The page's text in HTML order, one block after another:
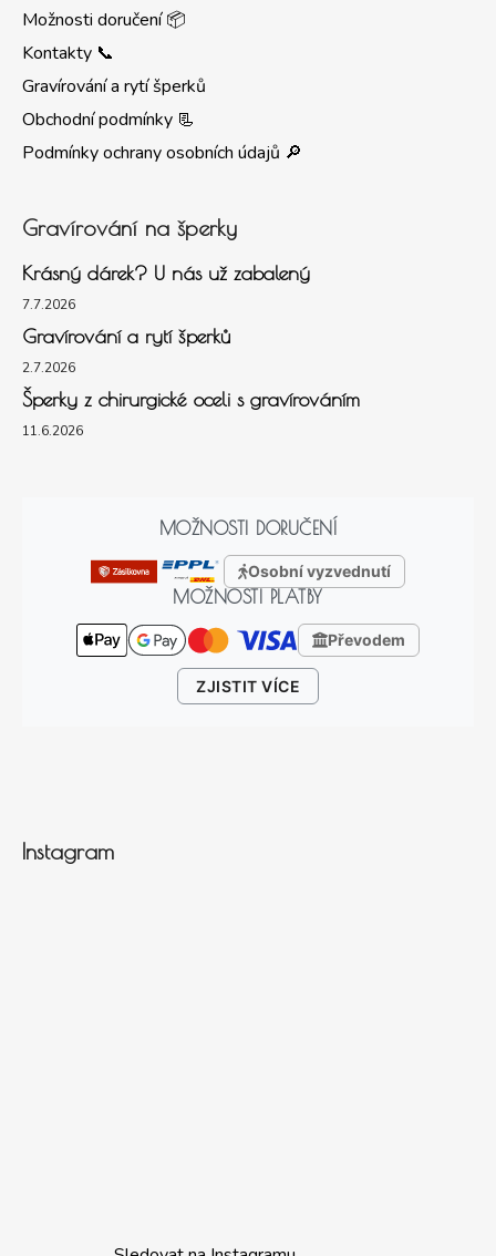
Možnosti doručení 📦
Kontakty 📞
Gravírování a rytí šperků
Obchodní podmínky 📃
Podmínky ochrany osobních údajů 🔎
Gravírování na šperky
Krásný dárek? U nás už zabalený
7.7.2026
Gravírování a rytí šperků
2.7.2026
Šperky z chirurgické oceli s gravírováním
11.6.2026
MOŽNOSTI DORUČENÍ
Osobní vyzvednutí
MOŽNOSTI PLATBY
Převodem
ZJISTIT VÍCE
Instagram